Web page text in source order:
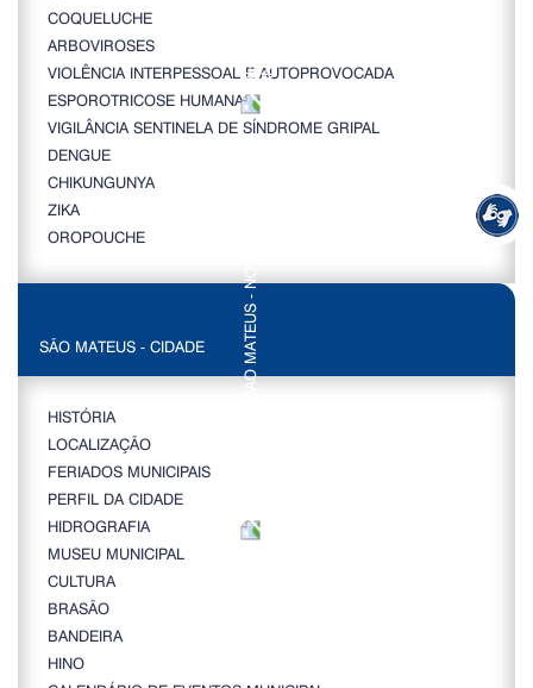
COQUELUCHE
ARBOVIROSES
VIOLÊNCIA INTERPESSOAL E AUTOPROVOCADA
ESPOROTRICOSE HUMANA
VIGILÂNCIA SENTINELA DE SÍNDROME GRIPAL
DENGUE
CHIKUNGUNYA
ZIKA
OROPOUCHE
SÃO MATEUS - CIDADE
HISTÓRIA
LOCALIZAÇÃO
FERIADOS MUNICIPAIS
PERFIL DA CIDADE
HIDROGRAFIA
MUSEU MUNICIPAL
CULTURA
BRASÃO
BANDEIRA
HINO